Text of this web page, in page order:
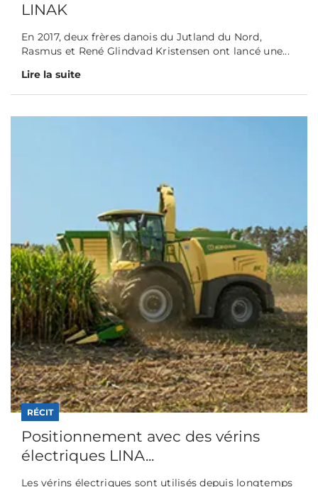
LINAK
En 2017, deux frères danois du Jutland du Nord,
Rasmus et René Glindvad Kristensen ont lancé une...
Lire la suite
RÉCIT
Positionnement avec des vérins
électriques LINA...
Les vérins électriques sont utilisés depuis longtemps